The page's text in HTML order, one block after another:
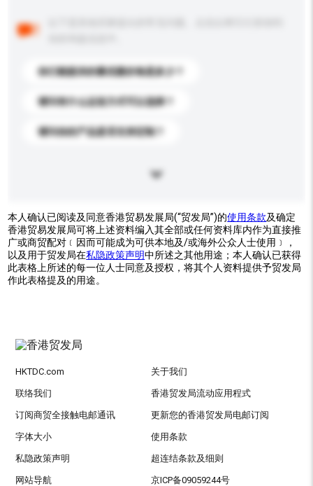
你们能提供的最优惠价格是多少？
请问有什么运送方式可以选择？
请问你的产品是否支持定制？
本人确认已阅读及同意香港贸易发展局(“贸发局”)的使用条款及确定
香港贸易发展局可将上述资料编入其全部或任何资料库内作为直接推
广或商贸配对﹝因而可能成为可供本地及/或海外公众人士使用﹞，
以及用于贸发局在私隐政策声明中所述之其他用途；本人确认已获得
此表格上所述的每一位人士同意及授权，将其个人资料提供予贸发局
作此表格提及的用途。
HKTDC.com 关于我们
联络我们 香港贸发局流动应用程式
订阅商贸全接触电邮通讯 更新您的香港贸发局电邮订阅
字体大小 使用条款
私隐政策声明 超连结条款及细则
网站导航 京ICP备09059244号